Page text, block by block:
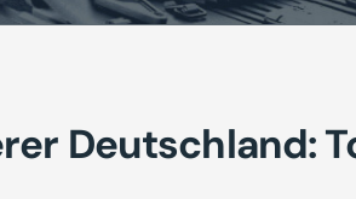
Deutschland: